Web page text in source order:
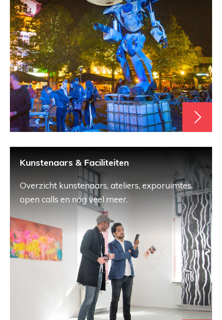
Kunstenaars & Faciliteiten
Overzicht kunstenaars, ateliers, exporuimtes,
open calls en nog veel meer.